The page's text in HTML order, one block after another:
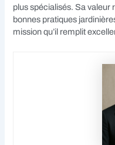
plus spécialisés. Sa valeur
bonnes pratiques
mission qu’il remplit